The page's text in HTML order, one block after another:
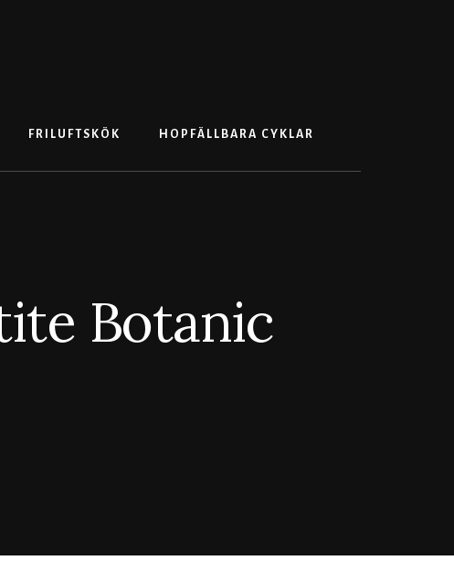
FRILUFTSKÖK HOPFÄLLBARA CYKLAR
Botanic